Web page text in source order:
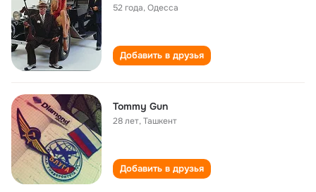
52 года,Одесса
Добавить в друзья
Tommy Gun
28 лет,Ташкент
Добавить в друзья